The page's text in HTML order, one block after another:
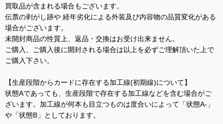
買取品が含まれる場合もございます。
伝票の剥がし跡や 経年劣化による外装及び内容物の品質変化がある
場合がございます。
未開封商品の性質上、返品・交換はお受け出来ません。
ご購入、ご購入後に開封される場合は以上を必ずご理解頂いた上で
ご購入下さい。
【生産段階からカードに存在する加工線(初期線)について】
状態Aであっても、生産段階で存在する加工線などを含む場合がご
ざいます。加工線が何本も目立つものは度合いによって「状態A-」
や「状態B」としております。